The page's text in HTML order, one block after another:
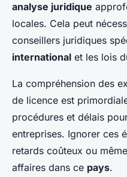
analyse juridique
locales. Cela peut
conseillers juridiques
international et les lois
La compréhension des
de licence est
procédures et délais
entreprises. Ignorer ces
retards coûteux ou
affaires dans ce pays.